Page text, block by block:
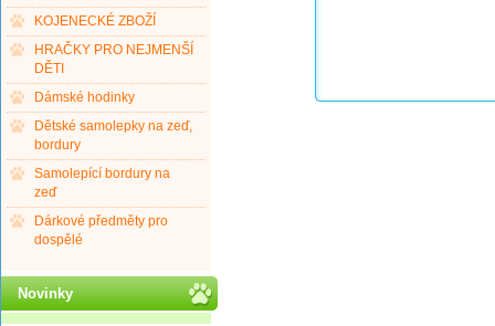
KOJENECKÉ ZBOŽÍ
HRAČKY PRO NEJMENŠÍ
DĚTI
Dámské hodinky
Dětské samolepky na zeď,
bordury
Samolepící bordury na
zeď
Dárkové předměty pro
dospělé
Novinky